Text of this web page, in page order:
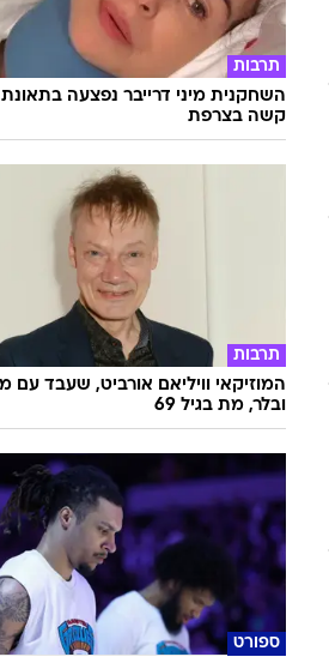
תרבות
השחקנית מיני דרייבר נפצעה
קשה בצרפת
תרבות
המוזיקאי וויליאם אורביט, שעבד עם
ובלר, מת בגיל 69
ספורט